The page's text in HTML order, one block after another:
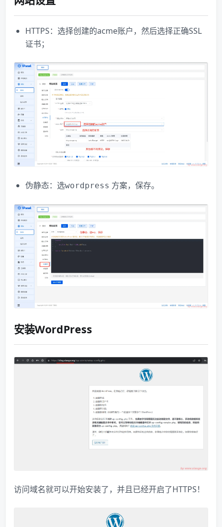
HTTPS：选择创建的acme账户，然后选择正确SSL
证书；
伪静态：选wordpress 方案，保存。
安装WordPress
访问域名就可以开始安装了，并且已经开启了HTTPS！